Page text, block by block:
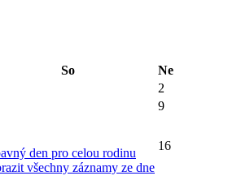
So
Ne
2
9
den pro celou rodinu
všechny záznamy ze dne
16